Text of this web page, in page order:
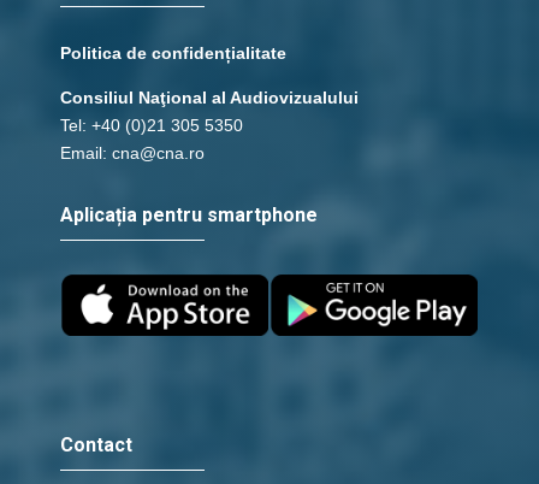
Politica de confidențialitate
Consiliul Naţional al Audiovizualului
Tel: +40 (0)21 305 5350
Email: cna@cna.ro
Aplicația pentru smartphone
Contact